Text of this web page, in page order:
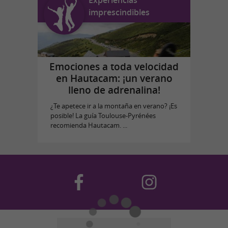
imprescindibles
Emociones a toda velocidad
en Hautacam: ¡un verano
lleno de adrenalina!
¿Te apetece ir a la montaña en verano? ¡Es
posible! La guía Toulouse-Pyrénées
recomienda Hautacam. ...